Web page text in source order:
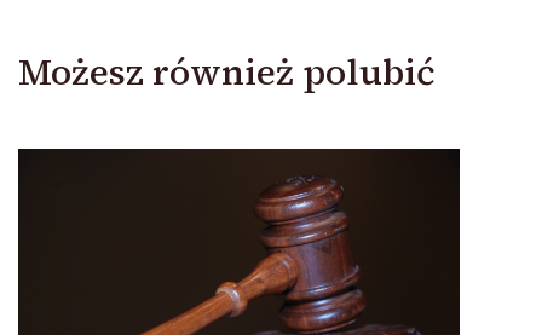
Możesz również polubić